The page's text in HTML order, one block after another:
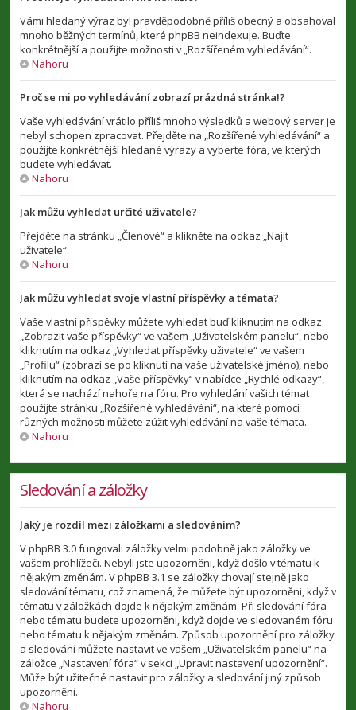
Vámi hledaný výraz byl pravděpodobně příliš obecný a obsahoval
mnoho běžných termínů, které phpBB neindexuje. Buďte
konkrétnější a použijte možnosti v „Rozšířeném vyhledávání“.
Nahoru
Proč se mi po vyhledávání zobrazí prázdná stránka!?
Vaše vyhledávání vrátilo příliš mnoho výsledků a webový server je
nebyl schopen zpracovat. Přejděte na „Rozšířené vyhledávání“ a
použijte konkrétnější hledané výrazy a vyberte fóra, ve kterých
budete vyhledávat.
Nahoru
Jak můžu vyhledat určité uživatele?
Přejděte na stránku „Členové“ a klikněte na odkaz „Najít
uživatele“.
Nahoru
Jak můžu vyhledat svoje vlastní příspěvky a témata?
Vaše vlastní příspěvky můžete vyhledat buď kliknutím na odkaz
„Zobrazit vaše příspěvky“ ve vašem „Uživatelském panelu“, nebo
kliknutím na odkaz „Vyhledat příspěvky uživatele“ ve vašem
„Profilu“ (zobrazí se po kliknutí na vaše uživatelské jméno), nebo
kliknutím na odkaz „Vaše příspěvky“ v nabídce „Rychlé odkazy“,
která se nachází nahoře na fóru. Pro vyhledání vašich témat
použijte stránku „Rozšířené vyhledávání“, na které pomocí
různých možnosti můžete zúžit vyhledávání na vaše témata.
Nahoru
Sledování a záložky
Jaký je rozdíl mezi záložkami a sledováním?
V phpBB 3.0 fungovali záložky velmi podobně jako záložky ve
vašem prohlížeči. Nebyli jste upozorněni, když došlo v tématu k
nějakým změnám. V phpBB 3.1 se záložky chovají stejně jako
sledování tématu, což znamená, že můžete být upozorněni, když v
tématu v záložkách dojde k nějakým změnám. Při sledování fóra
nebo tématu budete upozorněni, když dojde ve sledovaném fóru
nebo tématu k nějakým změnám. Způsob upozornění pro záložky
a sledování můžete nastavit ve vašem „Uživatelském panelu“ na
záložce „Nastavení fóra“ v sekci „Upravit nastavení upozornění“.
Může být užitečné nastavit pro záložky a sledování jiný způsob
upozornění.
Nahoru